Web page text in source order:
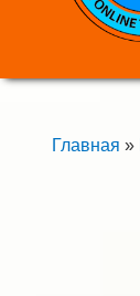
Главная »